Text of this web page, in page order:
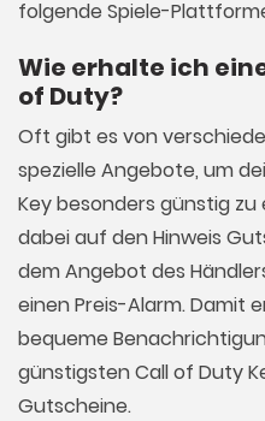
folgende Spiele-
Wie erhalte ich
of Duty?
Oft gibt es von
spezielle Angebote, um
Key besonders günstig
dabei auf den Hinweis
dem Angebot des
einen Preis-Alarm. Damit
bequeme
günstigsten Call of Duty
Gutscheine.